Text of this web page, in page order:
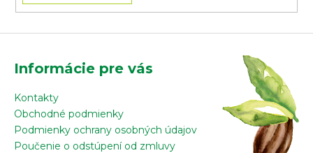
Informácie pre vás
Kontakty
Obchodné podmienky
Podmienky ochrany osobných údajov
Poučenie o odstúpení od zmluvy